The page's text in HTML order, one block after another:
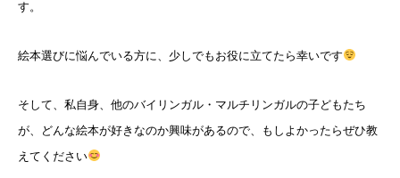
す。
絵本選びに悩んでいる方に、少しでもお役に立てたら幸いです
そして、私自身、他のバイリンガル・マルチリンガルの子どもたち
が、どんな絵本が好きなのか興味があるので、もしよかったらぜひ教
えてください